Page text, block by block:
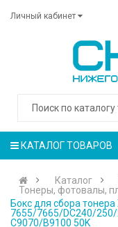
Личный кабинет
КАТАЛОГ ТОВАРОВ
Каталог
Тонеры, фотовалы,
Бокс для сбора тонера
7655/7665/DC240/
C9070/B9100 50K